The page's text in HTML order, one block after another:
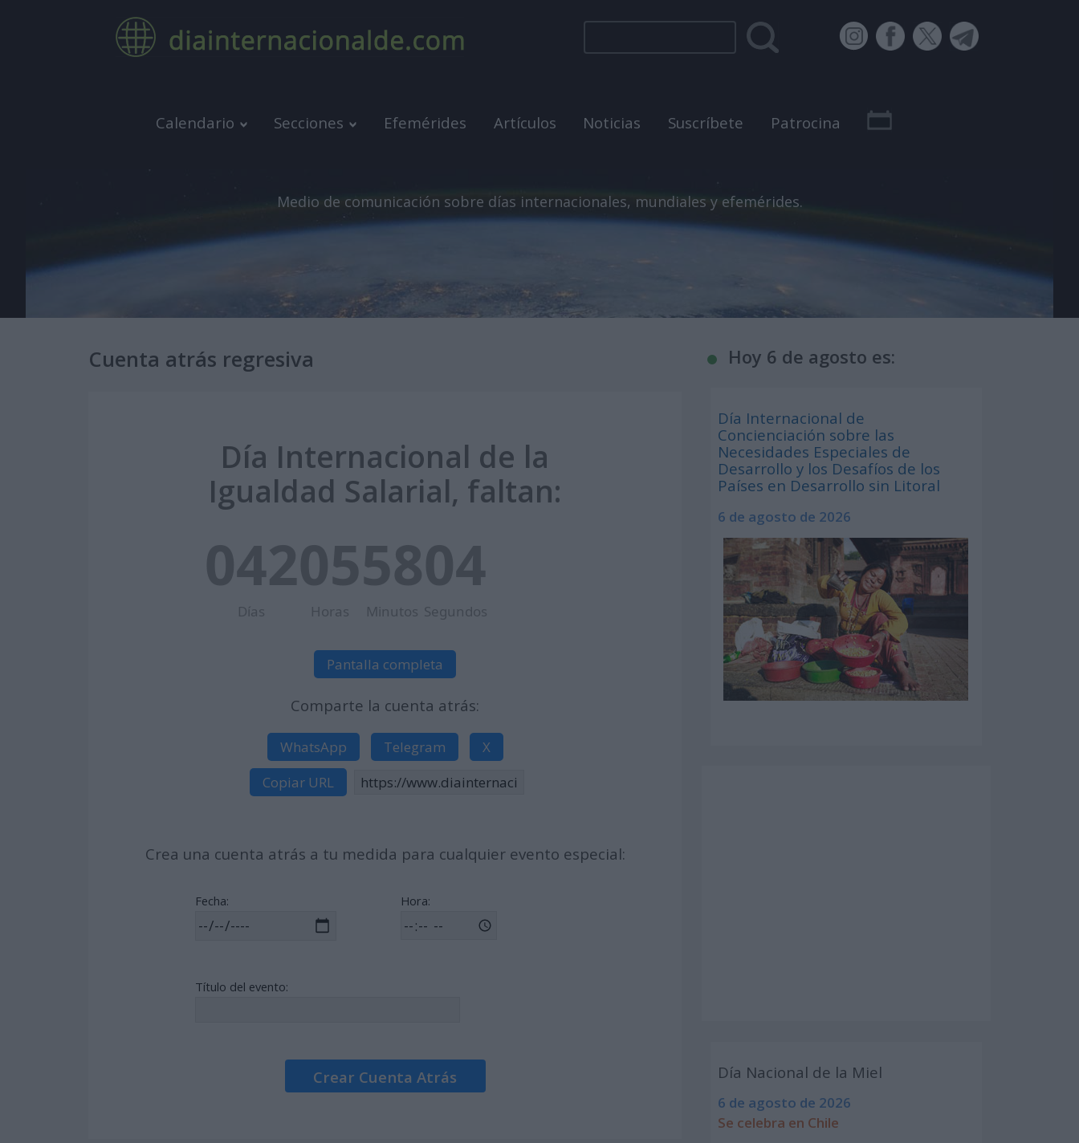
Calendario Secciones Efemérides Artículos Noticias Suscríbete Patrocina
Medio de comunicación sobre días internacionales, mundiales y efemérides.
Cuenta atrás regresiva
Día Internacional de la
Igualdad Salarial, faltan:
042
Días
05
Horas
58
Minutos
03
Segundos
Pantalla completa
Comparte la cuenta atrás:
WhatsApp Telegram
X
Copiar URL
Crea una cuenta atrás a tu medida para cualquier evento especial:
Fecha: Hora:
Título del evento:
Crear Cuenta Atrás
Hoy 6 de agosto es:
Día Internacional de
Concienciación sobre las
Necesidades Especiales de
Desarrollo y los Desafíos de los
Países en Desarrollo sin Litoral
6 de agosto de 2026
Día Nacional de la Miel
6 de agosto de 2026
Se celebra en Chile